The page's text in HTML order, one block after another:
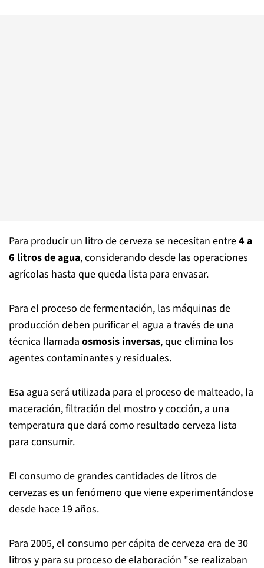
Para producir un litro de cerveza se necesitan entre4 a
6 litros de agua, considerando desde las operaciones
agrícolas hasta que queda lista para envasar.
Para el proceso de fermentación, las máquinas de
producción deben purificar el agua a través de una
técnica llamada osmosis inversas, que elimina los
agentes contaminantes y residuales.
Esa agua será utilizada para el proceso de malteado, la
maceración, filtración del mostro y cocción, a una
temperatura que dará como resultado cerveza lista
para consumir.
El consumo de grandes cantidades de litros de
cervezas es un fenómeno que viene experimentándose
desde hace 19 años.
Para 2005, el consumo per cápita de cerveza era de 30
litros y para su proceso de elaboración "se realizaban